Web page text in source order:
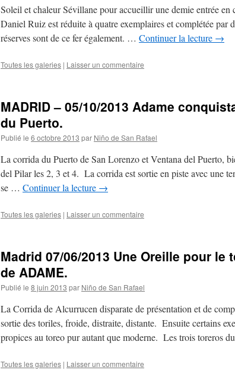
Soleil et chaleur Sévillane pour accueillir une demie entrée
Daniel Ruiz est réduite à quatre exemplaires et complétée
réserves sont de ce fer également. … Continuer la lecture →
Toutes les galeries | Laisser un commentaire
MADRID – 05/10/2013 Adame
du Puerto.
Publié le 6 octobre 2013 par Niño de San Rafael
La corrida du Puerto de San Lorenzo et Ventana del Puerto,
del Pilar les 2, 3 et 4. La corrida est sortie en piste avec une
se … Continuer la lecture →
Toutes les galeries | Laisser un commentaire
Madrid 07/06/2013 Une Oreille pour le
de ADAME.
Publié le 8 juin 2013 par Niño de San Rafael
La Corrida de Alcurrucen disparate de présentation et de
sortie des toriles, froide, distraite, distante. Ensuite certains
propices au toreo pur autant que moderne. Les trois toreros
Toutes les galeries | Laisser un commentaire